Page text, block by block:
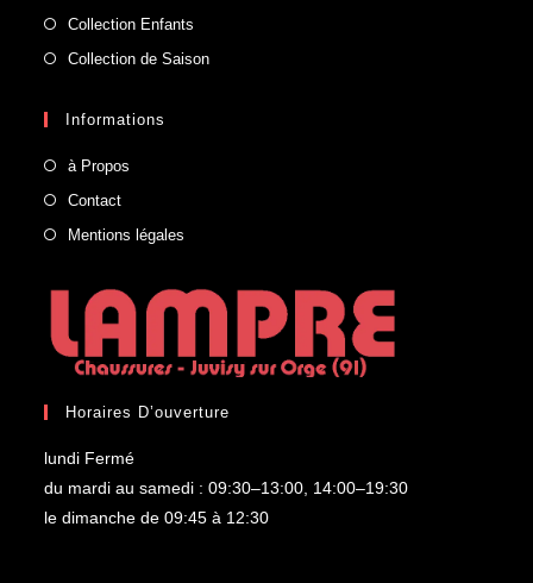
Collection Enfants
Collection de Saison
Informations
à Propos
Contact
Mentions légales
Horaires D’ouverture
lundi Fermé
du mardi au samedi : 09:30–13:00, 14:00–19:30
le dimanche de 09:45 à 12:30